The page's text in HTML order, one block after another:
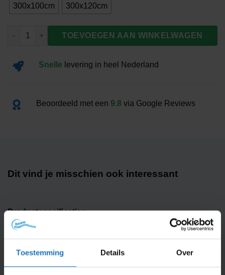
Toestemming Details Over
300x100cm 300x120cm
Banier Nederland aantal
TOEVOEGEN AAN WINKELWAGEN
Snelle levering in heel Nederland
Beoordeeld met een 9.8 via Google Reviews
Dit vind je misschien ook interessant
Productspecificaties
AFMETING 300x100cm, 300x120cm